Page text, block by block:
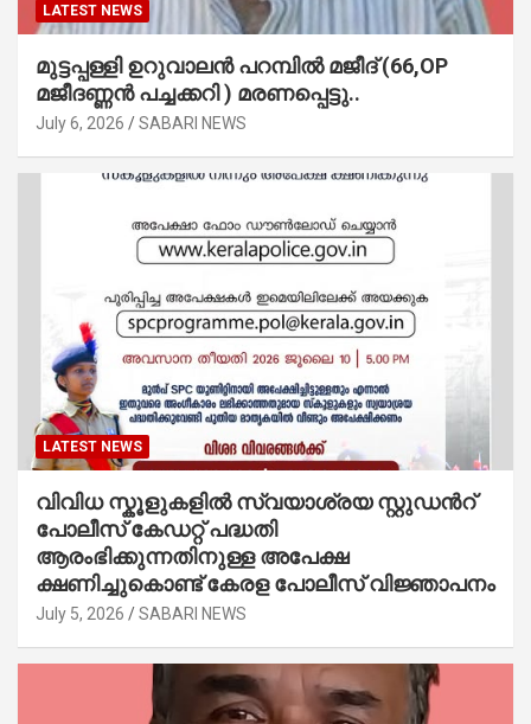
LATEST NEWS
മുട്ടപ്പള്ളി ഉറുവാലൻ പറമ്പിൽ മജീദ് (66,OP
മജീദണ്ണൻ പച്ചക്കറി ) മരണപ്പെട്ടു..
July 6, 2026 SABARI NEWS
LATEST NEWS
വിവിധ സ്കൂളുകളില്‍ സ്വയാശ്രയ സ്റ്റുഡന്‍റ്
പോലീസ് കേഡറ്റ് പദ്ധതി
ആരംഭിക്കുന്നതിനുള്ള അപേക്ഷ
ക്ഷണിച്ചുകൊണ്ട് കേരള പോലീസ് വിജ്ഞാപനം
July 5, 2026 SABARI NEWS